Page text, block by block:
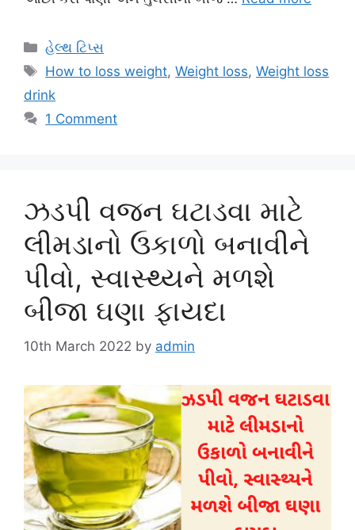
Categories
હેલ્થ ટિપ્સ
Tags
How to loss weight,Weight loss,Weight loss
drink
1 Comment
ઝડપી વજન ઘટાડવા માટે
લીમડાનો ઉકાળો બનાવીને
પીવો, સ્વાસ્થ્યને મળશે
બીજા ઘણા ફાયદા
10th March 2022 by admin